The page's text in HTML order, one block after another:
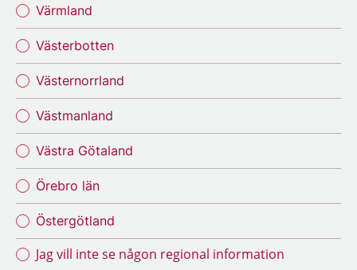
Värmland
Västerbotten
Västernorrland
Västmanland
Västra Götaland
Örebro län
Östergötland
Jag vill inte se någon regional information